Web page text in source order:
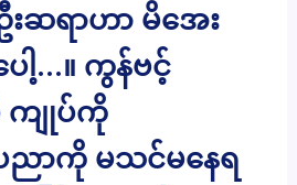
ဆရာဟာ မိအေး
ါ့…။ ကွန်ဗင့်
ကျုပ်ကို
ာကို မသင်မနေရ